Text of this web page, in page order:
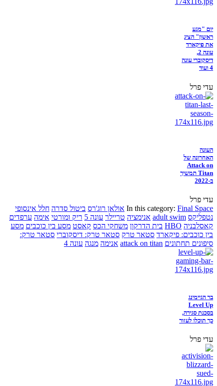
יום "מגע
ראשון" הציג
את פיקארד
עונה 2,
דיסקוברי עונה
4 ועוד
עדי פרל
העונה
האחרונה של
Attack on
Titan תמשיך
ב-2022
עדי פרל
In this category: Final Space אולאן רוג'רס ביטול סדרה חלל אינסופי
נטפליקס adult swim אנימציה טריילר עונה 5 ריק ומורטי אימה ערפדים
קאסלבניה HBO בית הדרקון משחקי הכס קאסט מסע בין כוכבים מסע
בין כוכבים: פיקארד סטאר טרק סטאר טרק: דיסקוברי סטאר טרק:
סיפונים תחתונים attack on titan אנימה מנגה עונה 4
בר הגיימינג
Level Up
בסכנת סגירה,
כך תוכלו לעזור
עדי פרל